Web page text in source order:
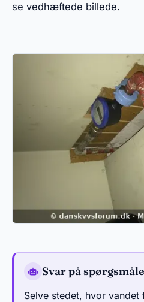
se vedhæftede billede.
Svar på
Selve stedet, hvor